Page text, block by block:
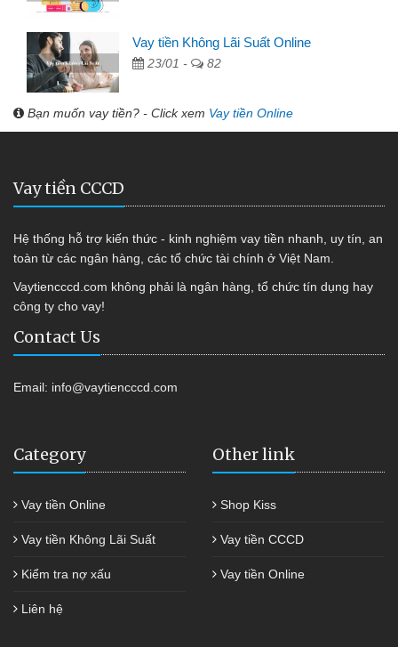
Vay tiền Không Lãi Suất Online
23/01 - 82
Bạn muốn vay tiền? - Click xem Vay tiền Online
Vay tiền CCCD
Hệ thống hỗ trợ kiến thức - kinh nghiệm vay tiền nhanh, uy tín, an
toàn từ các ngân hàng, các tổ chức tài chính ở Việt Nam.
Vaytiencccd.com không phải là ngân hàng, tổ chức tín dụng hay
công ty cho vay!
Contact Us
Email: info@vaytiencccd.com
Category
Vay tiền Online
Vay tiền Không Lãi Suất
Kiểm tra nợ xấu
Liên hệ
Other link
Shop Kiss
Vay tiền CCCD
Vay tiền Online